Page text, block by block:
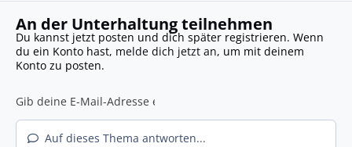
An der Unterhaltung teilnehmen
Du kannst jetzt posten und dich später registrieren. Wenn
du ein Konto hast, melde dich jetzt an, um mit deinem
Konto zu posten.
Auf dieses Thema antworten...